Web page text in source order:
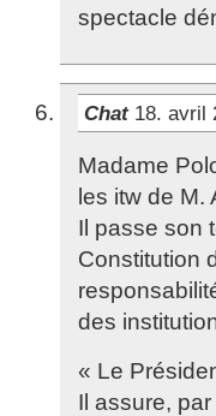
spectacle
Chat 18. avril
Madame
les itw de
Il passe son
Constitution
des
« Le
Il assure,